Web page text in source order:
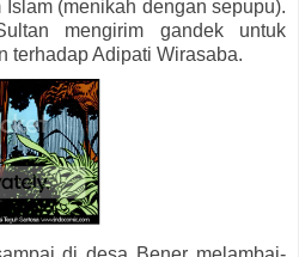
(menikah dengan sepupu).
mengirim gandek untuk
terhadap Adipati Wirasaba.